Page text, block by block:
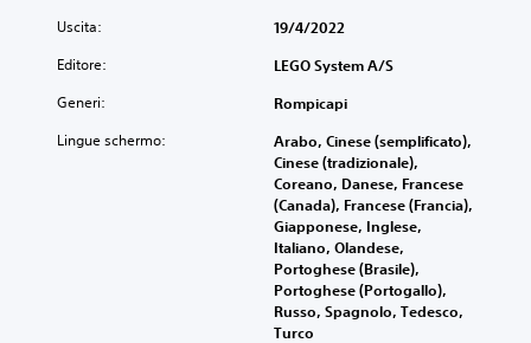
Uscita: 19/4/2022
Editore: LEGO System A/S
Generi: Rompicapi
Lingue schermo:
Arabo, Cinese (semplificato),
Cinese (tradizionale),
Coreano, Danese, Francese
(Canada), Francese (Francia),
Giapponese, Inglese,
Italiano, Olandese,
Portoghese (Brasile),
Portoghese (Portogallo),
Russo, Spagnolo, Tedesco,
Turco